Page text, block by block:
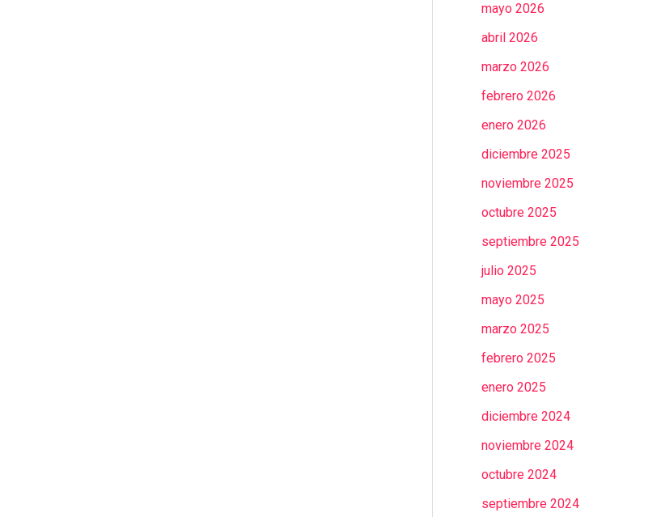
mayo 2026
abril 2026
marzo 2026
febrero 2026
enero 2026
diciembre 2025
noviembre 2025
octubre 2025
septiembre 2025
julio 2025
mayo 2025
marzo 2025
febrero 2025
enero 2025
diciembre 2024
noviembre 2024
octubre 2024
septiembre 2024